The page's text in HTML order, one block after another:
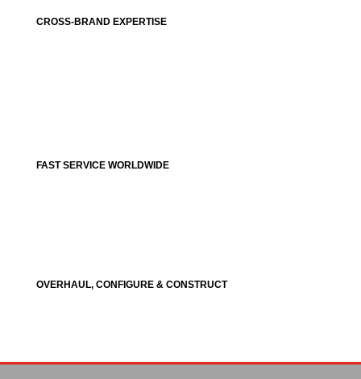
CROSS-BRAND EXPERTISE
FAST SERVICE WORLDWIDE
OVERHAUL, CONFIGURE & CONSTRUCT